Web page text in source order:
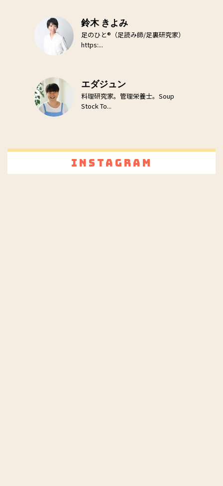
鈴木 きよみ
足のひと®（足読み師/足裏研究家）
https:...
エダジュン
料理研究家。管理栄養士。Soup
Stock To...
Instagram